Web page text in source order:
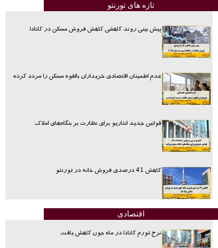
تازه های تورنتو
پیش بینی روند کاهشی کاهش فروش مسکن در کانادا
عدم اطمینان اقتصادی خریداران بالقوه مسکن را مردد کرده
قوانین جدید انتاریو برای نظارت بر بنگاه‌های املاک
کاهش 41 درصدی فروش خانه در تورنتو
اقتصادی
نرخ تورم کانادا در ماه جون کاهش یافت